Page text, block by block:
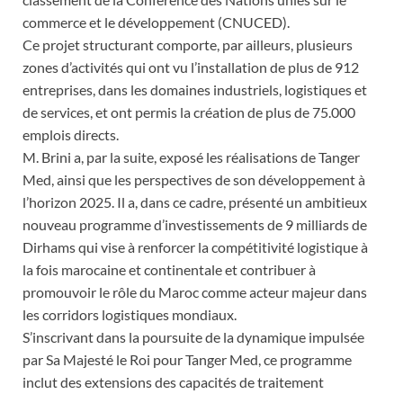
commerce et le développement (CNUCED).
Ce projet structurant comporte, par ailleurs, plusieurs
zones d’activités qui ont vu l’installation de plus de 912
entreprises, dans les domaines industriels, logistiques et
de services, et ont permis la création de plus de 75.000
emplois directs.
M. Brini a, par la suite, exposé les réalisations de Tanger
Med, ainsi que les perspectives de son développement à
l’horizon 2025. Il a, dans ce cadre, présenté un ambitieux
nouveau programme d’investissements de 9 milliards de
Dirhams qui vise à renforcer la compétitivité logistique à
la fois marocaine et continentale et contribuer à
promouvoir le rôle du Maroc comme acteur majeur dans
les corridors logistiques mondiaux.
S’inscrivant dans la poursuite de la dynamique impulsée
par Sa Majesté le Roi pour Tanger Med, ce programme
inclut des extensions des capacités de traitement